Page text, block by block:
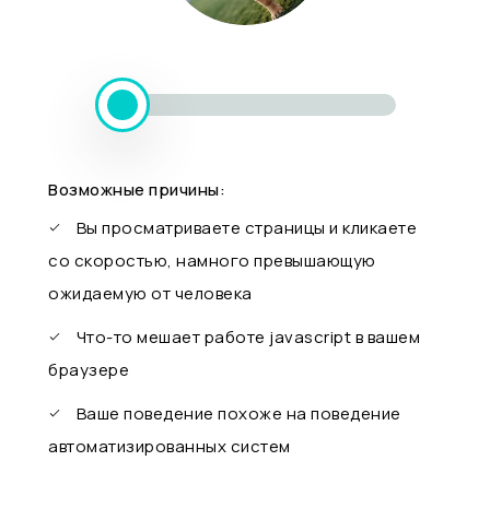
Возможные причины:
Вы просматриваете страницы и кликаете
со скоростью, намного превышающую
ожидаемую от человека
Что-то мешает работе javascript в вашем
браузере
Ваше поведение похоже на поведение
автоматизированных систем